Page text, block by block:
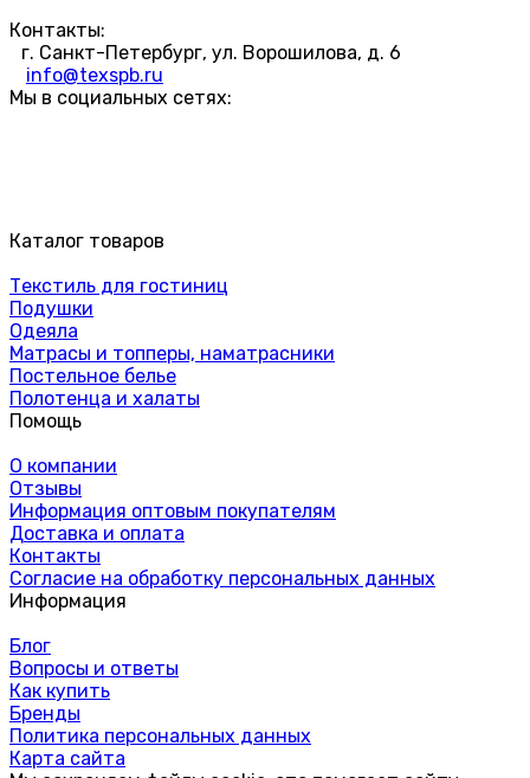
Контакты:
г. Санкт-Петербург, ул. Ворошилова, д. 6
info@texspb.ru
Мы в социальных сетях:
Каталог товаров
Текстиль для гостиниц
Подушки
Одеяла
Матрасы и топперы, наматрасники
Постельное белье
Полотенца и халаты
Помощь
О компании
Отзывы
Информация оптовым покупателям
Доставка и оплата
Контакты
Согласие на обработку персональных данных
Информация
Блог
Вопросы и ответы
Как купить
Бренды
Политика персональных данных
Карта сайта